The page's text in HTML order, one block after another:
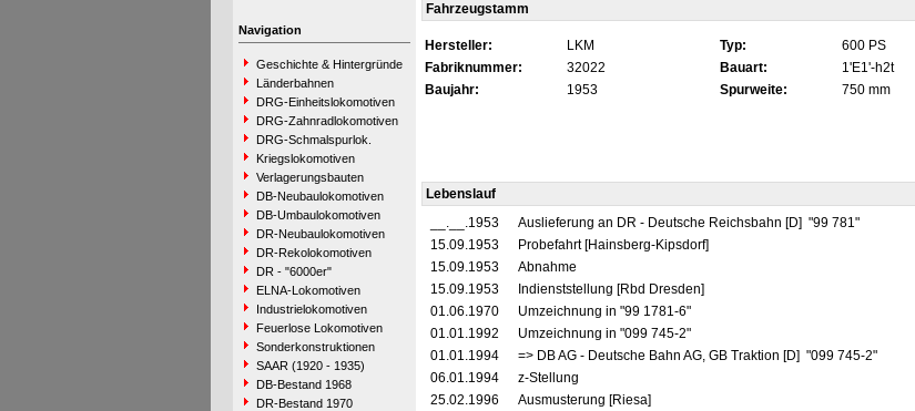
Navigation
Geschichte & Hintergründe
Länderbahnen
DRG-Einheitslokomotiven
DRG-Zahnradlokomotiven
DRG-Schmalspurlok.
Kriegslokomotiven
Verlagerungsbauten
DB-Neubaulokomotiven
DB-Umbaulokomotiven
DR-Neubaulokomotiven
DR-Rekolokomotiven
DR - "6000er"
ELNA-Lokomotiven
Industrielokomotiven
Feuerlose Lokomotiven
Sonderkonstruktionen
SAAR (1920 - 1935)
DB-Bestand 1968
DR-Bestand 1970
Fahrzeugstamm
Hersteller: LKM Typ: 600 PS
Fabriknummer:
32022 Bauart: 1'E1'-h2t
Baujahr:
1953 Spurweite: 750 mm
Lebenslauf
__.__.1953
Auslieferung an DR - Deutsche Reichsbahn [D] "99 781"
15.09.1953
Probefahrt [Hainsberg-Kipsdorf]
15.09.1953
Abnahme
15.09.1953
Indienststellung [Rbd Dresden]
01.06.1970
Umzeichnung in "99 1781-6"
01.01.1992
Umzeichnung in "099 745-2"
01.01.1994
=> DB AG - Deutsche Bahn AG, GB Traktion [D] "099 745-2"
06.01.1994
z-Stellung
25.02.1996
Ausmusterung [Riesa]